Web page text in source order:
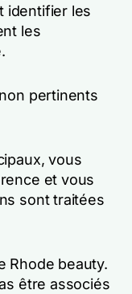
identifier les
les
pertinents
vous
et vous
sont traitées
Rhode beauty.
être associés